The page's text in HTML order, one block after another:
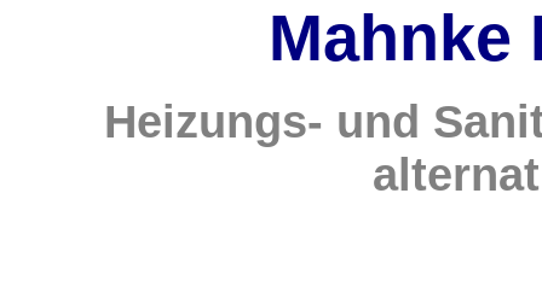
Mahnke
Heizungs- und